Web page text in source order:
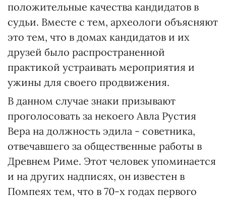
положительные качества кандидатов в
судьи. Вместе с тем, археологи объясняют
это тем, что в домах кандидатов и их
друзей было распространенной
практикой устраивать мероприятия и
ужины для своего продвижения.
В данном случае знаки призывают
проголосовать за некоего Авла Рустия
Вера на должность эдила - советника,
отвечавшего за общественные работы в
Древнем Риме. Этот человек упоминается
и на других надписях, он известен в
Помпеях тем, что в 70-х годах первого